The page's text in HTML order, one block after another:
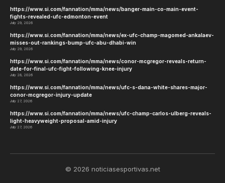
https://www.si.com/fannation/mma/news/banger-main-co-main-event-
fights-revealed-ufc-edmonton-event
July 29, 2026
https://www.si.com/fannation/mma/news/ex-ufc-champ-magomed-ankalaev-
misses-out-rankings-bump-ufc-abu-dhabi-win
July 29, 2026
https://www.si.com/fannation/mma/news/conor-mcgregor-reveals-return-
date-for-final-ufc-fight-following-knee-injury
July 28, 2026
https://www.si.com/fannation/mma/news/ufc-s-dana-white-shares-major-
conor-mcgregor-injury-update
July 27, 2026
https://www.si.com/fannation/mma/news/ufc-champ-carlos-ulberg-reveals-
light-heavyweight-proposal-amid-injury
July 27, 2026
© 2026 noticiasesportivas.net